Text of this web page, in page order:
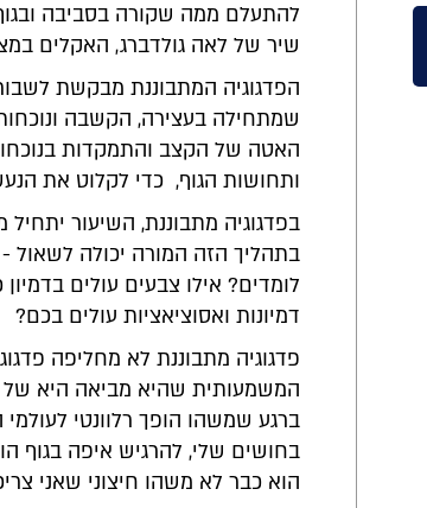
להתעלם ממה שקורה בסביבה
שיר של לאה גולדברג, האקלים
הפדגוגיה המתבוננת מבקשת
שמתחילה בעצירה, הקשבה
האטה של הקצב והתמקדות
ותחושות הגוף, כדי לקלוט את
בפדגוגיה מתבוננת, השיעור
בתהליך הזה המורה יכולה
לומדים? אילו צבעים עולים
דמיונות ואסוציאציות עולים בכם?
פדגוגיה מתבוננת לא מחליפה
המשמעותית שהיא מביאה היא של
ברגע שמשהו הופך רלוונטי
בחושים שלי, להרגיש איפה בגוף
הוא כבר לא משהו חיצוני שאני